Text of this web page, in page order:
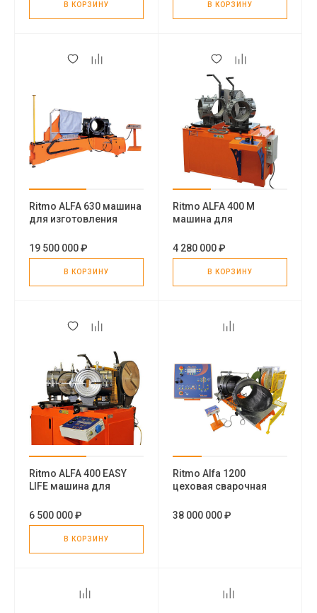
В КОРЗИНУ В КОРЗИНУ
Ritmo ALFA 630 машина
для изготовления
19 500 000 ₽
В КОРЗИНУ
Ritmo ALFA 400 M
машина для
фитингов
4 280 000 ₽
В КОРЗИНУ
Ritmo ALFA 400 EASY
LIFE машина для
фитингов
6 500 000 ₽
В КОРЗИНУ
Ritmo Alfa 1200
цеховая сварочная
38 000 000 ₽